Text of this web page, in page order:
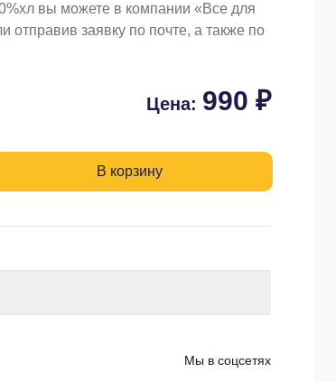
вы можете в компании «Bce для
отправив заявку по почте, а также по
Цена: 990 ₽
В корзину
Мы в соцсетях